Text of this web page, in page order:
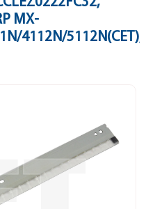
MX-
4112N/5112N(CET),